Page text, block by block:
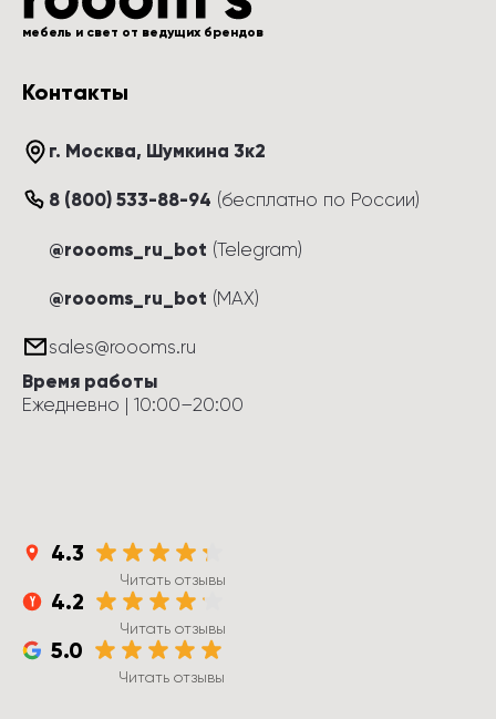
мебель и свет от ведущих брендов
Контакты
г. Москва, Шумкина 3к2
8 (800) 533-88-94 (бесплатно по России)
@roooms_ru_bot (Telegram)
@roooms_ru_bot (MAX)
sales@roooms.ru
Время работы
Ежедневно | 10:00–20:00
4.3
Читать отзывы
4.2
Читать отзывы
5.0
Читать отзывы